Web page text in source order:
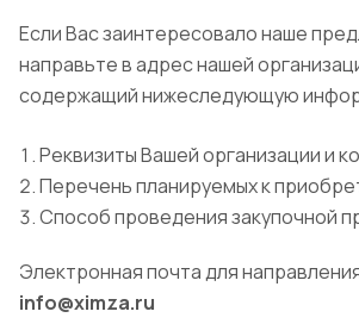
Если Вас заинтересовало наше
направьте в адрес нашей
содержащий нижеследующую
Реквизиты Вашей организации и
Перечень планируемых к
Способ проведения закупочной
Электронная почта для
info@ximza.ru